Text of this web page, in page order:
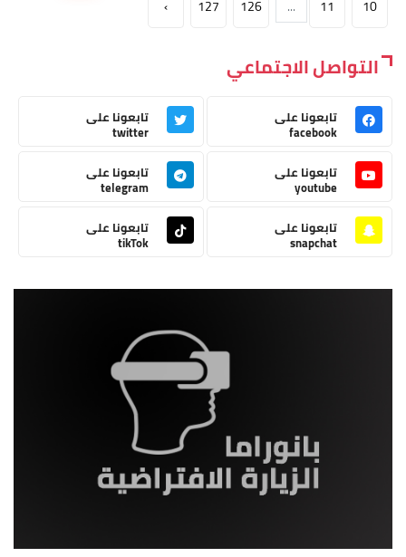
10
11
...
126
127
›
التواصل الاجتماعي
تابعونا على
facebook
تابعونا على
twitter
تابعونا على
youtube
تابعونا على
telegram
تابعونا على
snapchat
تابعونا على
tikTok